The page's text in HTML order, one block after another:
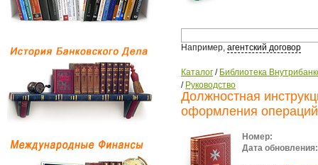
Например, агентский договор
Каталог / Библиотека
/ Руководство
Должностная
оформления операций
Номер:
Дата обновления: